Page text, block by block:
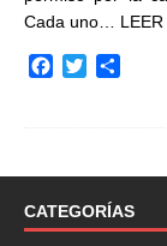
Cada uno…
o
k
r
t
i
CATEGORÍAS